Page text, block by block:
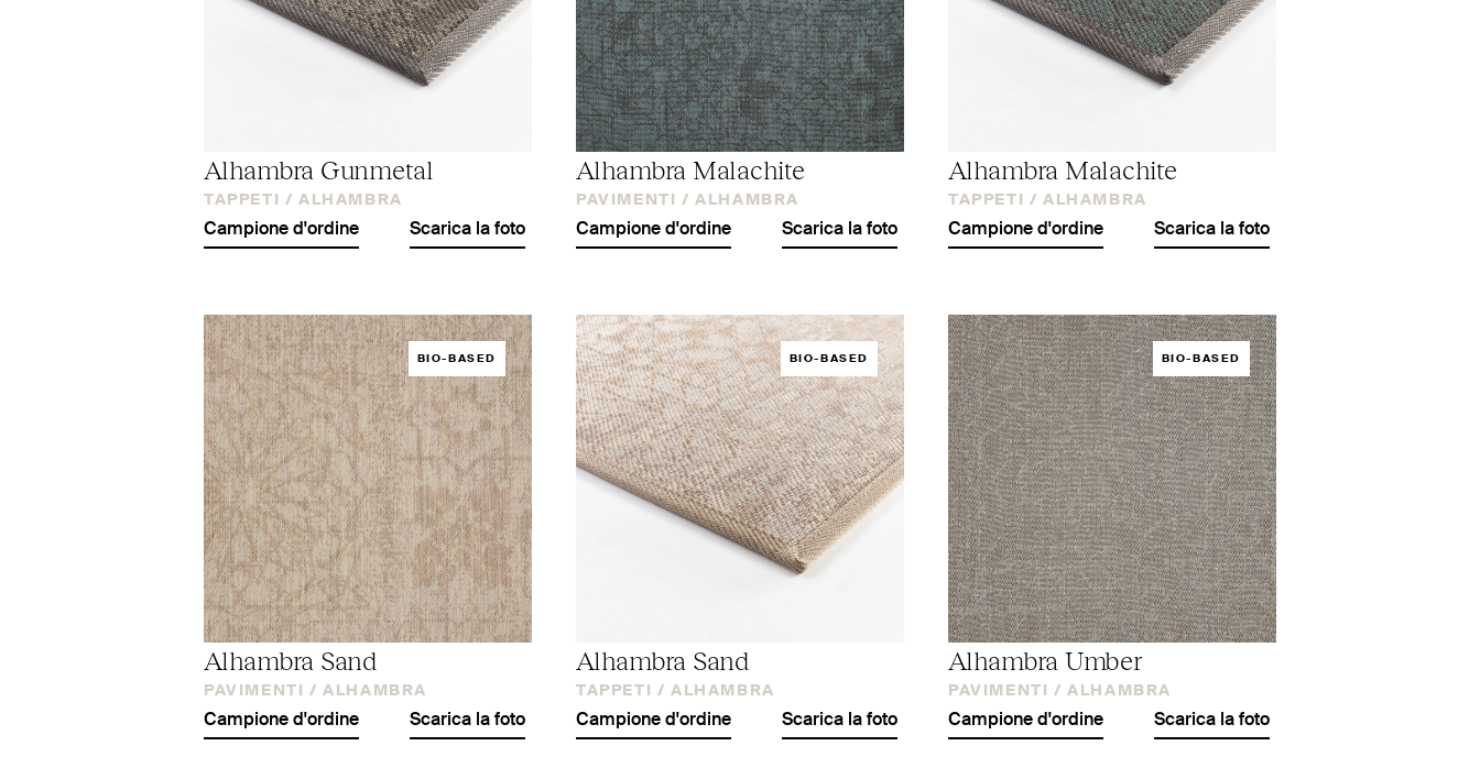
Alhambra Gunmetal
TAPPETI / ALHAMBRA
Campione d'ordine Scarica la foto
Alhambra Malachite
PAVIMENTI / ALHAMBRA
Campione d'ordine Scarica la foto
Alhambra Malachite
TAPPETI / ALHAMBRA
Campione d'ordine Scarica la foto
BIO-BASED
Alhambra Sand
PAVIMENTI / ALHAMBRA
Campione d'ordine Scarica la foto
BIO-BASED
Alhambra Sand
TAPPETI / ALHAMBRA
Campione d'ordine Scarica la foto
BIO-BASED
Alhambra Umber
PAVIMENTI / ALHAMBRA
Campione d'ordine Scarica la foto